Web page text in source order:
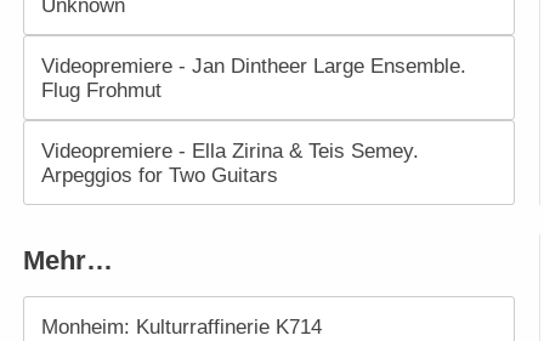
Unknown
Videopremiere - Jan Dintheer Large Ensemble.
Flug Frohmut
Videopremiere - Ella Zirina & Teis Semey.
Arpeggios for Two Guitars
Mehr…
Monheim: Kulturraffinerie K714